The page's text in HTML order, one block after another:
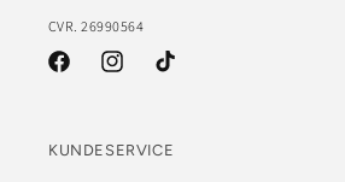
CVR. 26990564
FacebookInstagramTikTok
KUNDESERVICE